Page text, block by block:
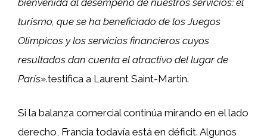
turismo, que se ha beneficiado de los Juegos
Olímpicos y los servicios financieros cuyos
resultados dan cuenta el atractivo del lugar de
París».testifica a Laurent Saint-Martin.
Si la balanza comercial continúa mirando en el lado
derecho, Francia todavía está en déficit. Algunos